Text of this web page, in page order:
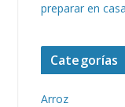
preparar en casa
Categorías
Arroz